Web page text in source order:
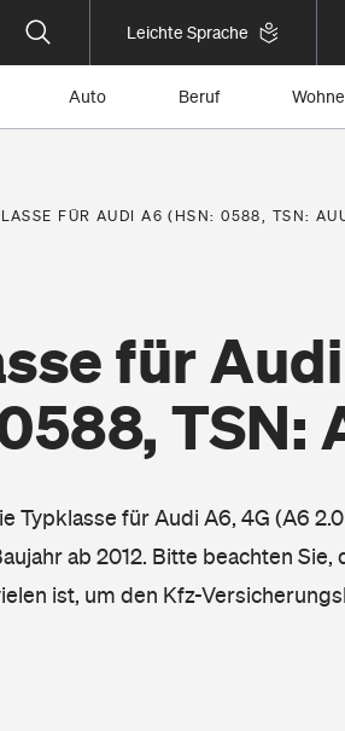
Leichte Sprache
Auto Beruf
FÜR AUDI A6 (HSN: 0588, TSN:
für
TSN:
Typklasse für Audi A6, 4G (A6
ab 2012. Bitte beachten Sie,
ist, um den Kfz-